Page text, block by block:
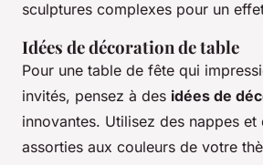
sculptures complexes pour un
Idées de décoration de table
Pour une table de fête qui
invités, pensez à des idées de
innovantes. Utilisez des nappes et
assorties aux couleurs de votre